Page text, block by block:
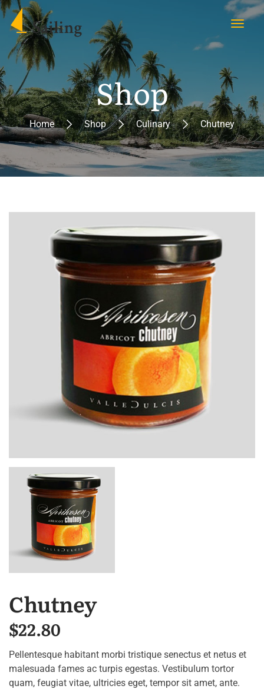
Shop
Home Shop Culinary Chutney
Chutney
$22.80
Pellentesque habitant morbi tristique senectus et netus et
malesuada fames ac turpis egestas. Vestibulum tortor
quam, feugiat vitae, ultricies eget, tempor sit amet, ante.